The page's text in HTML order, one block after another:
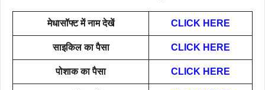
मेधासॉफ्ट में नाम देखें CLICK HERE
साइकिल का पैसा CLICK HERE
पोशाक का पैसा CLICK HERE